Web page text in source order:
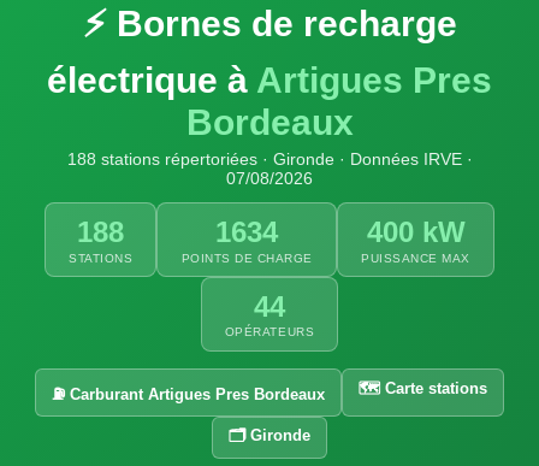
⚡ Bornes de recharge
électrique à Artigues Pres
Bordeaux
188 stations répertoriées · Gironde · Données IRVE ·
07/08/2026
188
STATIONS
1634
POINTS DE CHARGE
400 kW
PUISSANCE MAX
44
OPÉRATEURS
⛽ Carburant Artigues Pres Bordeaux 🗺️ Carte stations
🗂️ Gironde
⚡ 22 kW
⚡ 22 kW
⚡ 22 kW
⚡ 22 kW
⚡ 22 kW
⚡ 22 kW
⚡ 22 kW